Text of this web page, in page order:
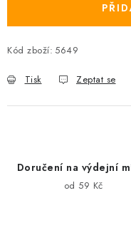
Kód zboží: 5649
Tisk Zeptat se
Doručení na výdejní
od 59 Kč